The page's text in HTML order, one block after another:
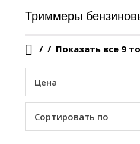
Триммеры
/ Показать все 9
Цена
Сортировать по